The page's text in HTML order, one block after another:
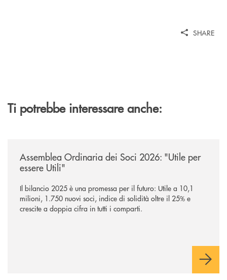
SHARE
Ti potrebbe interessare anche:
Assemblea Ordinaria dei Soci 2026: "Utile per
essere Utili"
Il bilancio 2025 è una promessa per il futuro: Utile a 10,1
milioni, 1.750 nuovi soci, indice di solidità oltre il 25% e
crescite a doppia cifra in tutti i comparti.